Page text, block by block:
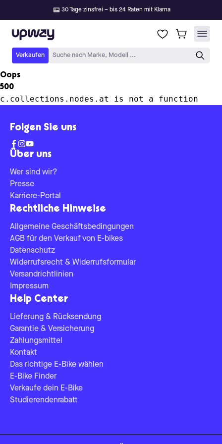
30 Tage zinsfrei – bis 24 Raten mit Klarna
Upway
Verkaufen Suche nach Marke, Modell ...
Oops
500
c.collections.nodes.at is not a function
Über uns
Wer sind wir?
Presse
Karriere-Portal
Rechtliche Hinweise
Allgemeine Geschäftsbedingungen
AGB für den Verkauf von E-bikes
Datenschutz
Widerrufsrecht & Widerrufsformular
Versandrichtlinien
Impressum
Help Center
Lieferung & Rücksendung
Garantie & Versicherung
Zahlungsmittel
Kontakt
Das richtige E-Bike wählen
E-Bike Finder
Verkaufe dein E-Bike
Studierendenrabatt
Folgen Sie uns